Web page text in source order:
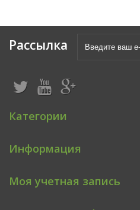
Рассылка
Категории
Информация
Моя учетная запись